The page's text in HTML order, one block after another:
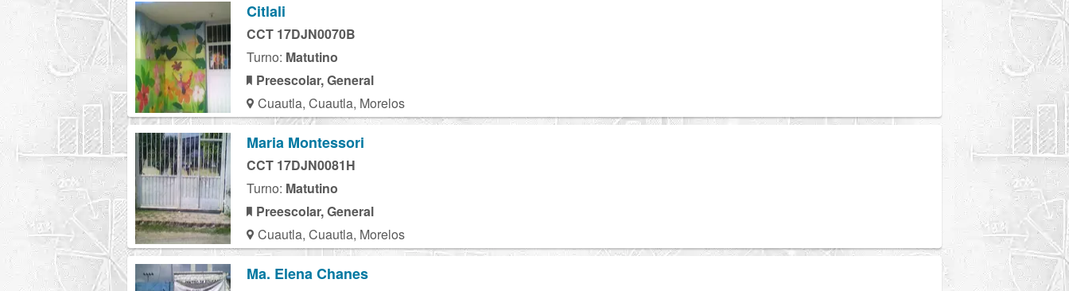
Citlali
CCT 17DJN0070B
Turno: Matutino
Preescolar, General
Cuautla, Cuautla, Morelos
Maria Montessori
CCT 17DJN0081H
Turno: Matutino
Preescolar, General
Cuautla, Cuautla, Morelos
Ma. Elena Chanes